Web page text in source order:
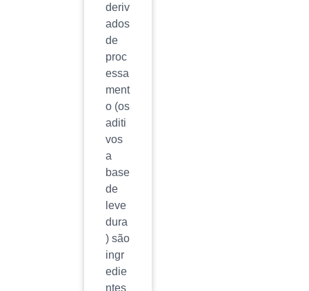
deriv
ados
de
proc
essa
ment
o (os
aditi
vos
a
base
de
leve
dura
) são
ingr
edie
ntes